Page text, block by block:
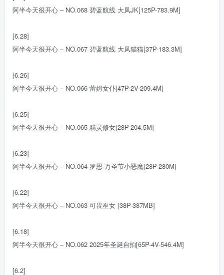
阿半今天很开心 – NO.068 碧蓝航线 大凤JK[125P-783.9M]
[6.28]
阿半今天很开心 – NO.067 碧蓝航线 大凤猫猫[37P-183.3M]
[6.26]
阿半今天很开心 – NO.066 蕾姆女仆[47P-2V-209.4M]
[6.25]
阿半今天很开心 – NO.065 精灵修女[28P-204.5M]
[6.23]
阿半今天很开心 – NO.064 罗恩·万圣节小恶魔[28P-280M]
[6.22]
阿半今天很开心 – NO.063 可畏巫女 [38P-387MB]
[6.18]
阿半今天很开心 – NO.062 2025年圣诞自拍[65P-4V-546.4M]
[6.2]